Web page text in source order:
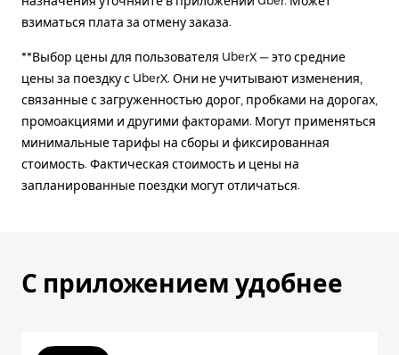
взиматься плата за отмену заказа.
**Выбор цены для пользователя UberX — это средние
цены за поездку с UberX. Они не учитывают изменения,
связанные с загруженностью дорог, пробками на дорогах,
промоакциями и другими факторами. Могут применяться
минимальные тарифы на сборы и фиксированная
стоимость. Фактическая стоимость и цены на
запланированные поездки могут отличаться.
С приложением удобнее